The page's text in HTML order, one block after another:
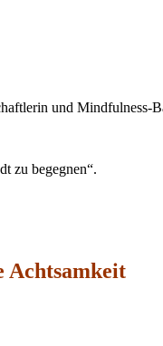
und Mindfulness-
zu begegnen“.
Achtsamkeit